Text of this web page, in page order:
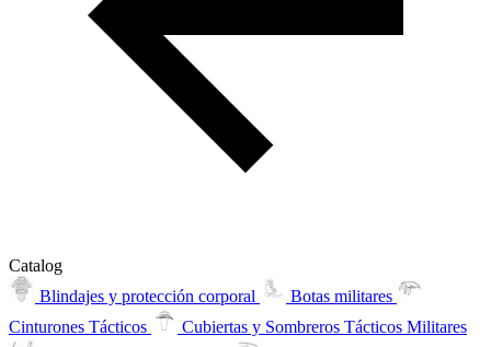
Catalog
Blindajes y protección corporal
Botas militares
Cinturones Tácticos
Cubiertas y Sombreros Tácticos Militares